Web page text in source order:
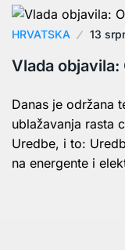
HRVATSKA 13
Vlada
Danas je održana
ublažavanja rasta
Uredbe, i to:
na energente i